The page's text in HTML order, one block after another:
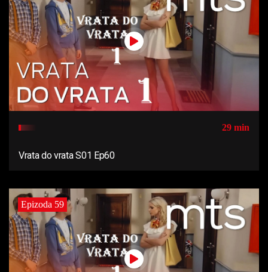
29 min
Vrata do vrata S01 Ep60
Epizoda 59